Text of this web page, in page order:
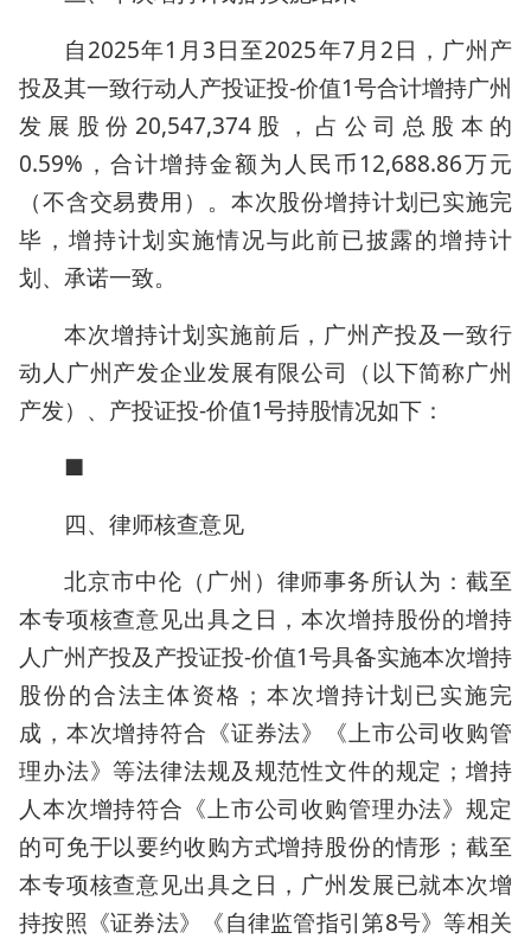
自2025年1月3日至2025年7月2日，广州产
投及其一致行动人产投证投-价值1号合计增持广州
发展股份20,547,374股，占公司总股本的
0.59%，合计增持金额为人民币12,688.86万元
（不含交易费用）。本次股份增持计划已实施完
毕，增持计划实施情况与此前已披露的增持计
划、承诺一致。
本次增持计划实施前后，广州产投及一致行
动人广州产发企业发展有限公司（以下简称广州
产发）、产投证投-价值1号持股情况如下：
■
四、律师核查意见
北京市中伦（广州）律师事务所认为：截至
本专项核查意见出具之日，本次增持股份的增持
人广州产投及产投证投-价值1号具备实施本次增持
股份的合法主体资格；本次增持计划已实施完
成，本次增持符合《证券法》《上市公司收购管
理办法》等法律法规及规范性文件的规定；增持
人本次增持符合《上市公司收购管理办法》规定
的可免于以要约收购方式增持股份的情形；截至
本专项核查意见出具之日，广州发展已就本次增
持按照《证券法》《自律监管指引第8号》等相关